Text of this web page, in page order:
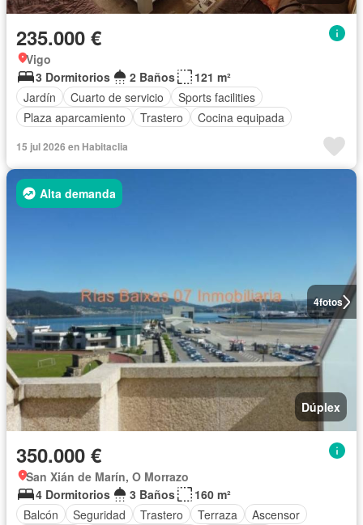
235.000 €
Vigo
3 Dormitorios
2 Baños
121 m²
Jardín
Cuarto de servicio
Sports facilities
Plaza aparcamiento
Trastero Cocina equipada
15 jul 2026 en Habitaclia
4fotos
Alta demanda
Dúplex
350.000 €
San Xián de Marín, O Morrazo
4 Dormitorios
3 Baños
160 m²
Balcón
Seguridad Trastero Terraza
Ascensor